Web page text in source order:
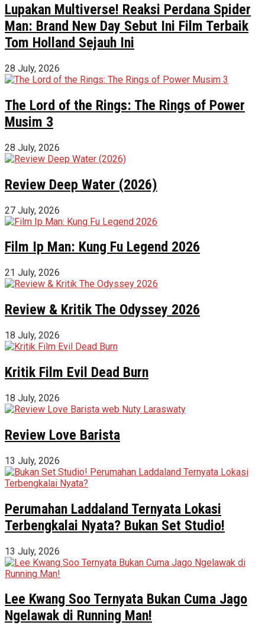
Lupakan Multiverse! Reaksi Perdana Spider
Man: Brand New Day Sebut Ini Film Terbaik
Tom Holland Sejauh Ini
28 July, 2026
The Lord of the Rings: The Rings of Power
Musim 3
28 July, 2026
Review Deep Water (2026)
27 July, 2026
Film Ip Man: Kung Fu Legend 2026
21 July, 2026
Review & Kritik The Odyssey 2026
18 July, 2026
Kritik Film Evil Dead Burn
18 July, 2026
Review Love Barista
13 July, 2026
Perumahan Laddaland Ternyata Lokasi
Terbengkalai Nyata? Bukan Set Studio!
13 July, 2026
Lee Kwang Soo Ternyata Bukan Cuma Jago
Ngelawak di Running Man!